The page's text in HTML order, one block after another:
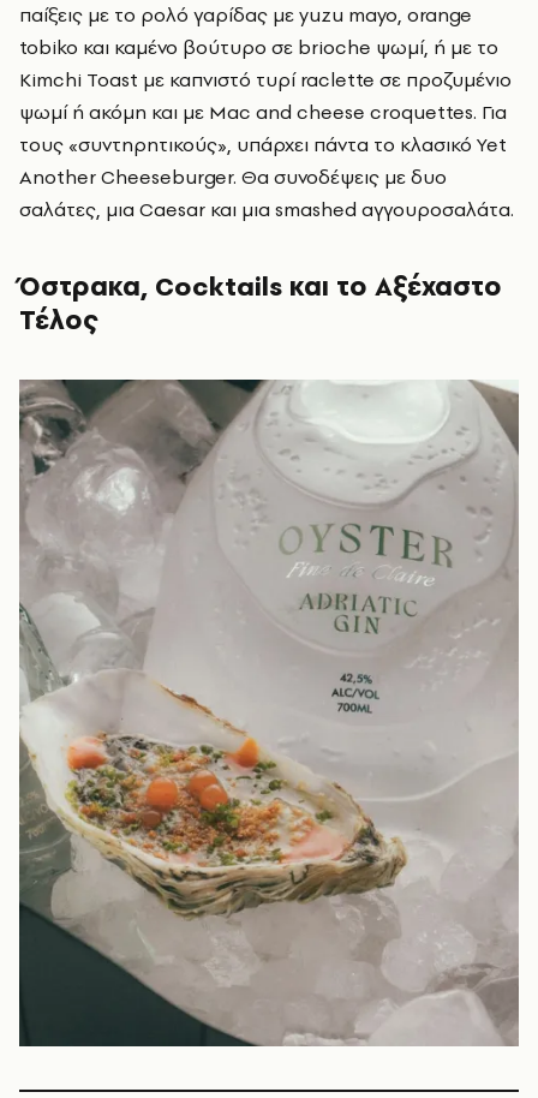
παίξεις με το ρολό γαρίδας με yuzu mayo, orange
tobiko και καμένο βούτυρο σε brioche ψωμί, ή με το
Kimchi Toast με καπνιστό τυρί raclette σε προζυμένιο
ψωμί ή ακόμη και με Mac and cheese croquettes. Για
τους «συντηρητικούς», υπάρχει πάντα το κλασικό Yet
Another Cheeseburger. Θα συνοδέψεις με δυο
σαλάτες, μια Caesar και μια smashed αγγουροσαλάτα.
Όστρακα, Cocktails και το Αξέχαστο
Τέλος